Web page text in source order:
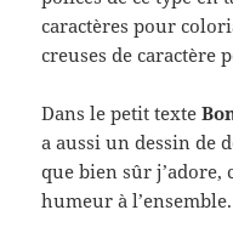
caractères pour
creuses de caractère
Dans le petit texte
a aussi un dessin de
que bien sûr j’adore,
humeur à l’ensemble.